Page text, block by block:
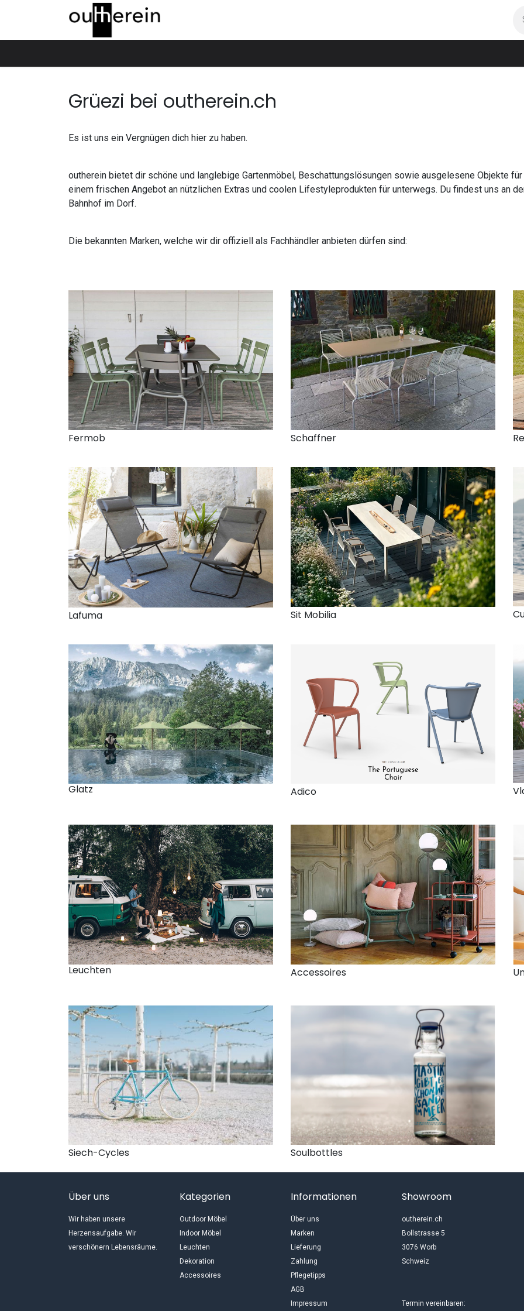
Grüezi bei outherein.ch
Es ist uns ein Vergnügen dich hier zu haben.
outherein bietet dir schöne und langlebige Gartenmöbel, Beschattungslösungen sowie ausgelesene Objekte
einem frischen Angebot an nützlichen Extras und coolen Lifestyleprodukten für unterwegs. Du findest uns an
Bahnhof im Dorf.
Die bekannten Marken, welche wir dir offiziell als Fachhändler anbieten dürfen sind:
Fermob Schaffner
Lafuma Sit Mobilia
Glatz Adico
Leuchten Accessoires
Siech-Cycles Soulbottles
Über uns
Wir haben unsere
Herzensaufgabe. Wir
verschönern Lebensräume.
Kategorien
Outdoor Möbel
Indoor Möbel
Leuchten
Dekoration
Accessoires
Informationen
Über uns
Marken
Lieferung
Zahlung
Pflegetipps
AGB
Impressum
Showroom
outherein.ch
Bollstrasse 5
3076 Worb
Schweiz
Termin vereinbaren: